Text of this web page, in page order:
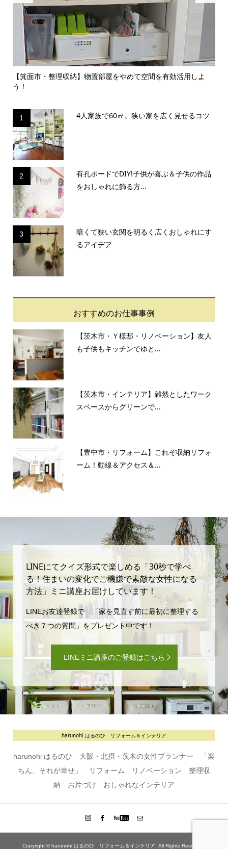
【箕面市・整理収納】物置部屋をやめて空間を有効活用しよ
う！
1 4人家族で60㎡。狭い家を広く見せるコツ
2
有孔ボードでDIY!子供が喜ぶ＆子供の作品
をおしゃれに飾る方...
3
暗くて狭い玄関を明るく広くおしゃれにす
るアイデア
おすすめのお仕事事例
【茨木市・Ｙ様邸・リノベーション】友人
も子供もキッチンでゆと...
【茨木市・インテリア】雑然としたワーク
スペースからグリーンで...
【豊中市・リフォーム】これぞ収納リフォ
ーム！動線＆アクセス＆...
LINEにてクイズ形式で楽しめる「30秒で学べ
る！住まいの変化でご機嫌で素敵な女性になる
方法」ミニ講座お届けしています！
LINEお友達登録で 「家を見直す前に最初に整理する
べき７つの質問」をプレゼント中です！
LINEミニ講座のご登録はこちら
harunohi はるのひ リフォーム＆インテリア
harunohi はるのひ 大阪・北摂・茨木の女性プランナー 「楽
ちん、それが幸せ」 リフォーム リノベーション 整理収
納 お片づけ おしゃれなインテリア
Copyright ©harunohi はるのひ リフォーム＆インテリア. All Rights Reserved.